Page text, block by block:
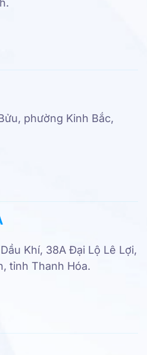
phường Kinh Bắc,
Khí, 38A Đại Lộ Lê Lợi,
tỉnh Thanh Hóa.